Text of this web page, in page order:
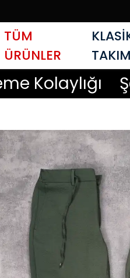
TÜM
ÜRÜNLER
Şeffaf